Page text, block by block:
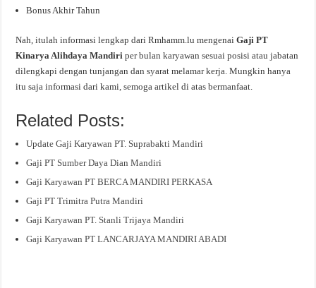
Bonus Akhir Tahun
Nah, itulah informasi lengkap dari Rmhamm.lu mengenaiGaji PT
Kinarya Alihdaya Mandiriper bulan karyawan sesuai posisi atau jabatan
dilengkapi dengan tunjangan dan syarat melamar kerja. Mungkin hanya
itu saja informasi dari kami, semoga artikel di atas bermanfaat.
Related Posts:
Update Gaji Karyawan PT. Suprabakti Mandiri
Gaji PT Sumber Daya Dian Mandiri
Gaji Karyawan PT BERCA MANDIRI PERKASA
Gaji PT Trimitra Putra Mandiri
Gaji Karyawan PT. Stanli Trijaya Mandiri
Gaji Karyawan PT LANCARJAYA MANDIRI ABADI